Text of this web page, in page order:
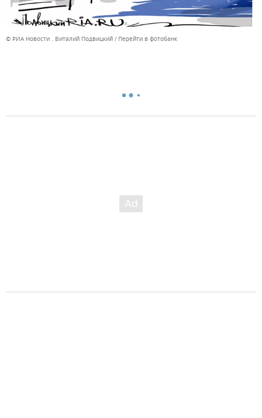
© РИА Новости . Виталий Подвицкий Перейти в фотобанк